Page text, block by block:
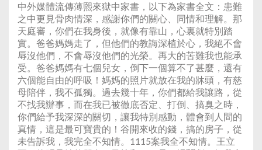
中外媒體流傳薄熙來獄中家書，以下為家書全文：患難
之中更見骨肉情深，感謝你們的關心、同情和理解。那
天庭審，你們在我身後，就像有靠山，心裏就特別踏
實。爸爸媽媽走了，但他們的教誨深植於心，我絕不會
辱沒他們，不會辱沒他們的光榮。再大的苦難我也能承
受。爸爸媽媽有七個兒女，倒下一個算不了甚麼，還有
六個能自由的呼吸！媽媽的照片就放在我的牀頭，有慈
母陪伴，我不孤獨。過去幾十年，你們都給我讓路，從
不找我辦事，而在我已被徹底否定、打倒、搞臭之時，
你們給予我深深的關切，讓我特別感動，體會到人間的
真情，這是最可寶貴的！谷開來收的錢，搞的房子，從
未告訴我，我完全不知情。1115案我全不知情。王立